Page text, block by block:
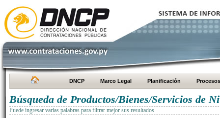
DNCP Marco Legal Planificación Procesos
Búsqueda de Productos/Bienes/Servicios de
Puede ingresar varias palabras para filtrar mejor sus resultados